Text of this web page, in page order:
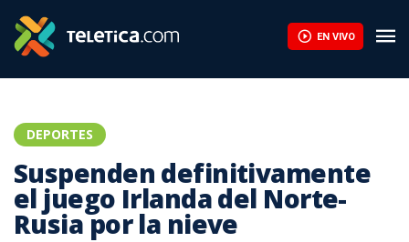
EN VIVO
DEPORTES
Suspenden definitivamente
el juego Irlanda del Norte-
Rusia por la nieve